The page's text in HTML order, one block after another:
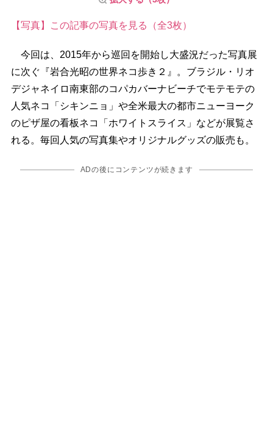
【写真】この記事の写真を見る（全3枚）
今回は、2015年から巡回を開始し大盛況だった写真展
に次ぐ『岩合光昭の世界ネコ歩き２』。ブラジル・リオ
デジャネイロ南東部のコパカバーナビーチでモテモテの
人気ネコ「シキンニョ」や全米最大の都市ニューヨーク
のピザ屋の看板ネコ「ホワイトスライス」などが展覧さ
れる。毎回人気の写真集やオリジナルグッズの販売も。
ADの後にコンテンツが続きます